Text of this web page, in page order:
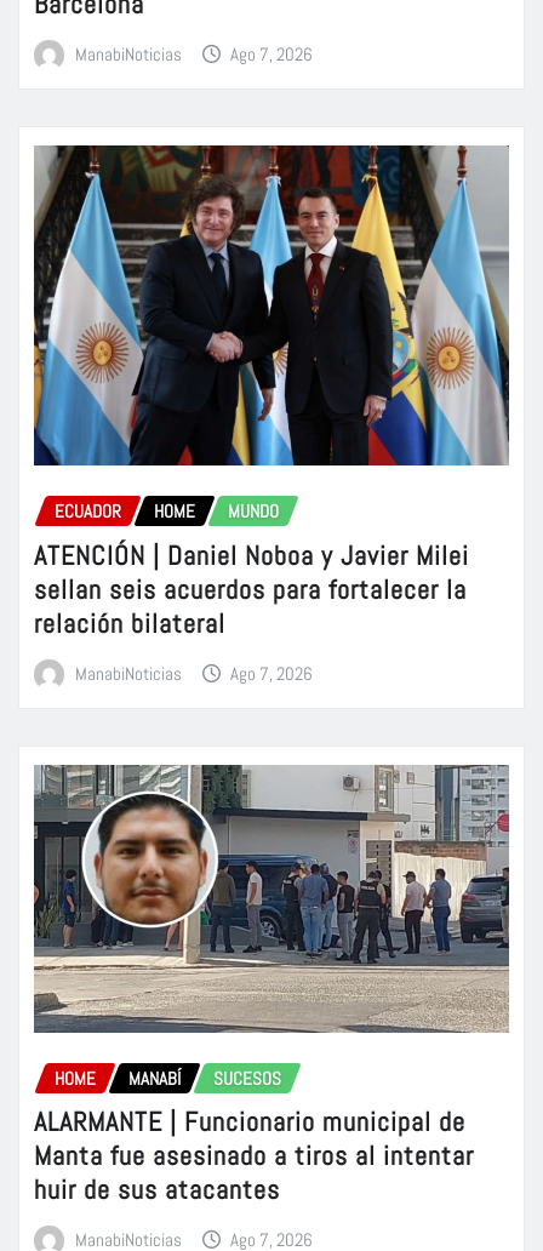
ManabiNoticias Ago 7, 2026
ECUADOR HOME MUNDO
ATENCIÓN | Daniel Noboa y Javier Milei
sellan seis acuerdos para fortalecer la
relación bilateral
ManabiNoticias Ago 7, 2026
HOME MANABÍ SUCESOS
ALARMANTE | Funcionario municipal de
Manta fue asesinado a tiros al intentar
huir de sus atacantes
ManabiNoticias Ago 7, 2026